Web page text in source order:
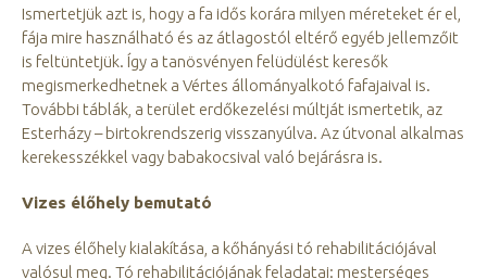
Ismertetjük azt is, hogy a fa idős korára milyen méreteket ér el,
fája mire használható és az átlagostól eltérő egyéb jellemzőit
is feltüntetjük. Így a tanösvényen felüdülést keresők
megismerkedhetnek a Vértes állományalkotó fafajaival is.
További táblák, a terület erdőkezelési múltját ismertetik, az
Esterházy – birtokrendszerig visszanyúlva. Az útvonal alkalmas
kerekesszékkel vagy babakocsival való bejárásra is.
Vizes élőhely bemutató
A vizes élőhely kialakítása, a kőhányási tó rehabilitációjával
valósul meg. Tó rehabilitációjának feladatai: mesterséges